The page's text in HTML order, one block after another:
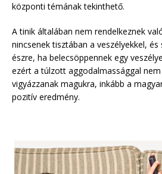
központi témának tekinthető.
A tinik általában nem rendelkeznek
nincsenek tisztában a veszélyekkel,
észre, ha belecsöppennek egy
ezért a túlzott aggodalmassággal
vigyázzanak magukra, inkább a
pozitív eredmény.